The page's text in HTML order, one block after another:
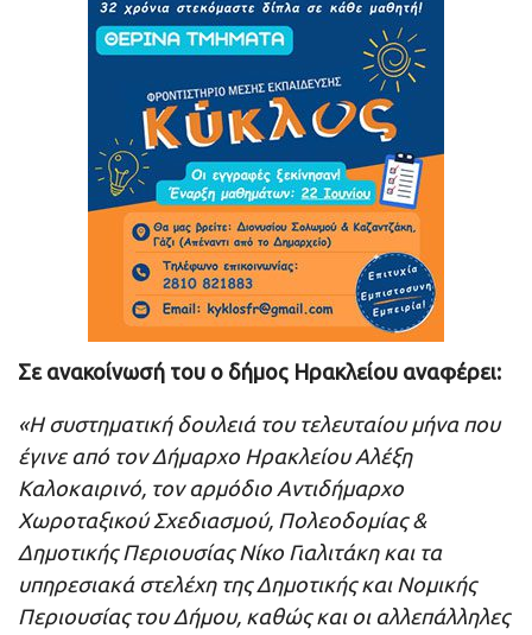
Σε ανακοίνωσή του ο δήμος Ηρακλείου αναφέρει:
«Η συστηματική δουλειά του τελευταίου μήνα που
έγινε από τον Δήμαρχο Ηρακλείου Αλέξη
Καλοκαιρινό, τον αρμόδιο Αντιδήμαρχο
Χωροταξικού Σχεδιασμού, Πολεοδομίας &
Δημοτικής Περιουσίας Νίκο Γιαλιτάκη και τα
υπηρεσιακά στελέχη της Δημοτικής και Νομικής
Περιουσίας του Δήμου, καθώς και οι αλλεπάλληλες